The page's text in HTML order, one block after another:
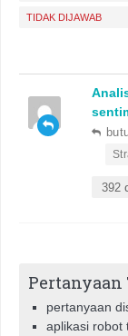
TIDAK DIJAWAB
392
Pertanyaan
pertanyaan
aplikasi robot